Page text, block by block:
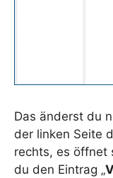
Das änderst du
der linken Seite
rechts, es öffnet
du den Eintrag „